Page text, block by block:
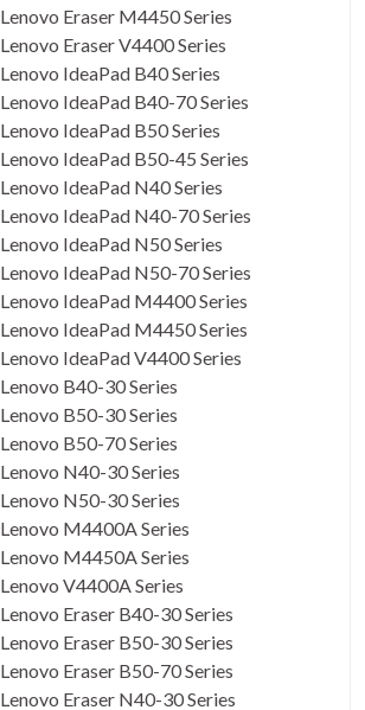
Lenovo Eraser M4450 Series
Lenovo Eraser V4400 Series
Lenovo IdeaPad B40 Series
Lenovo IdeaPad B40-70 Series
Lenovo IdeaPad B50 Series
Lenovo IdeaPad B50-45 Series
Lenovo IdeaPad N40 Series
Lenovo IdeaPad N40-70 Series
Lenovo IdeaPad N50 Series
Lenovo IdeaPad N50-70 Series
Lenovo IdeaPad M4400 Series
Lenovo IdeaPad M4450 Series
Lenovo IdeaPad V4400 Series
Lenovo B40-30 Series
Lenovo B50-30 Series
Lenovo B50-70 Series
Lenovo N40-30 Series
Lenovo N50-30 Series
Lenovo M4400A Series
Lenovo M4450A Series
Lenovo V4400A Series
Lenovo Eraser B40-30 Series
Lenovo Eraser B50-30 Series
Lenovo Eraser B50-70 Series
Lenovo Eraser N40-30 Series